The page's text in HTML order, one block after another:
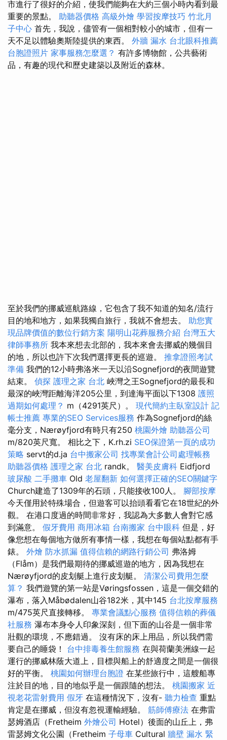
市進行了很好的介紹，使我們能夠在大約三個小時內看到最
重要的景點。 助聽器價格 高級外燴 學習按摩技巧 竹北月
子中心 首先，我說，儘管有一個相對較小的城市，但有一
天不足以體驗奧斯陸提供的東西。 外牆 漏水 台北眼科推薦
台胞證照片 家事服務怎麼選？ 有許多博物館，公共藝術
品，有趣的現代和歷史建築以及附近的森林。
至於我們的挪威巡航路線，它包含了我不知道的知名/流行
目的地和地方，如果我獨自旅行，我就不會想去。 助您實
現品牌價值的數位行銷方案 陽明山花葬服務介紹 台灣五大
律師事務所 我本來想去北部的，我本來會去挪威的幾個目
的地，所以也許下次我們選擇更長的巡遊。 推拿證照考試
準備 我們的12小時弗洛米一天以沿Sognefjord的夜間遊覽
結束。 偵探 護理之家 台北 峽灣之王Sognefjord的最長和
最深的峽灣距離海洋205公里，到達海平面以下1308 護照
過期如何處理？ m（4291英尺）。 現代簡約主臥室設計 記
帳士推薦 專業的SEO Services服務 作為Sognefjord的絲
毫分支，Nærøyfjord有時只有250 桃園外燴 助聽器公司
m/820英尺寬。 相比之下，K.rh.zi SEO保證第一頁的成功
策略 servt的d.ja 台中搬家公司 找專業會計公司處理帳務
助聽器價格 護理之家 台北 randk。 醫美皮膚科 Eidfjord
玻尿酸 二手攤車 Old 老屋翻新 如何選擇正確的SEO關鍵字
Church建造了1309年的石頭，只能接收100人。 腳部按摩
今天僅用於特殊場合，但遊客可以抬頭看看它在18世紀的外
觀。 在港口度過的時間非常好，我認為大多數人會對它感
到滿意。 假牙費用 商用冰箱 台南搬家 台中眼科 但是，好
像您想在每個地方做所有事情一樣，我想在每個站點都有手
錶。 外燴 防水抓漏 值得信賴的網路行銷公司 弗洛姆
（Flåm）是我們最期待的挪威巡遊的地方，因為我想在
Nærøyfjord的皮划艇上進行皮划艇。 清潔公司費用怎麼
算？ 我們遊覽的第一站是Vøringsfossen，這是一個交錯的
瀑布，落入Måbødalen山谷182米，其中145 台北按摩服務
m/475英尺直接轉移。 專業會議點心服務 值得信賴的葬儀
社服務 瀑布本身令人印象深刻，但下面的山谷是一個非常
壯觀的環境，不應錯過。 沒有床的床上用品，所以我們需
要自己的睡袋！ 台中排毒養生館服務 在與荷蘭美洲線一起
運行的挪威林蔭大道上，目標與船上的舒適度之間是一個很
好的平衡。 桃園如何辦理台胞證 在某些旅行中，這艘船專
注於目的地，目的地似乎是一個跟隨的想法。 桃園搬家 近
視老花雷射費用 假牙 在這種情況下，沒有- 聽力檢查 重點
肯定是在挪威，但沒有忽視運輸經驗。 筋師傅療法 在弗雷
瑟姆酒店（Fretheim 外燴公司 Hotel）後面的山丘上，弗
雷瑟姆文化公園（Fretheim 子母車 Cultural 牆壁 漏水 緊